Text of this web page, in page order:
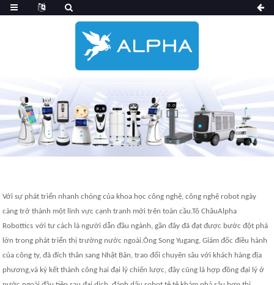
Với sự phát triển nhanh chóng của khoa học công nghệ, công nghệ robot ngày
càng trở thành một lĩnh vực cạnh tranh mới trên toàn cầu.Tô ChâuAlpha
Robotics với tư cách là người dẫn đầu ngành, gần đây đã đạt được bước đột phá
lớn trong phát triển thị trường nước ngoài.Ông Song Yugang, Giám đốc điều hành
của công ty, đã đích thân sang Nhật Bản, trao đổi chuyên sâu với khách hàng địa
phương,và ký kết thành công hai đại lý chiến lược, đây cũng là hợp đồng đại lý ở